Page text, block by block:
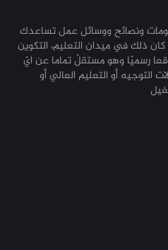
ونصائح ووسائل عمل تساعدك
كان ذلك في ميدان التعليم، التكوين
رسميّا وهو مستقلّ تماما عن ايّ
التوجيه أو التعليم العالي أو